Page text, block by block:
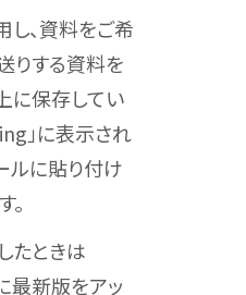
、資料をご希
りする資料を
に保存してい
」に表示され
ルに貼り付け
たときは
最新版をアッ